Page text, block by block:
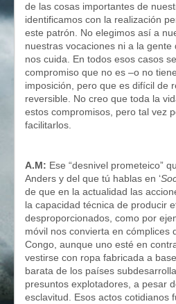
de las cosas importantes de
identificamos con la realización
este patrón. No elegimos así a
nuestras vocaciones ni a la
nos cuida. En todos esos casos
compromiso que no es –o no
imposición, pero que es difícil de
reversible. No creo que toda la
estos compromisos, pero tal vez
facilitarlos.
A.M: Ese “desnivel prometeico”
Anders y del que tú hablas en ‘
de que en la actualidad las
la capacidad técnica de producir
desproporcionados, como por
móvil nos convierta en cómplices
Congo, aunque uno esté en
vestirse con ropa fabricada a
barata de los países
presuntos explotadores, a pesar
esclavitud. Esos actos cotidianos